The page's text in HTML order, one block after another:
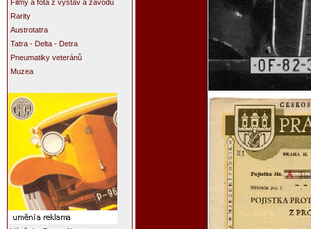
Filmy a fota z výstav a závodů
Rarity
Austrotatra
Tatra - Delta - Detra
Pneumatiky veteránů
Muzea